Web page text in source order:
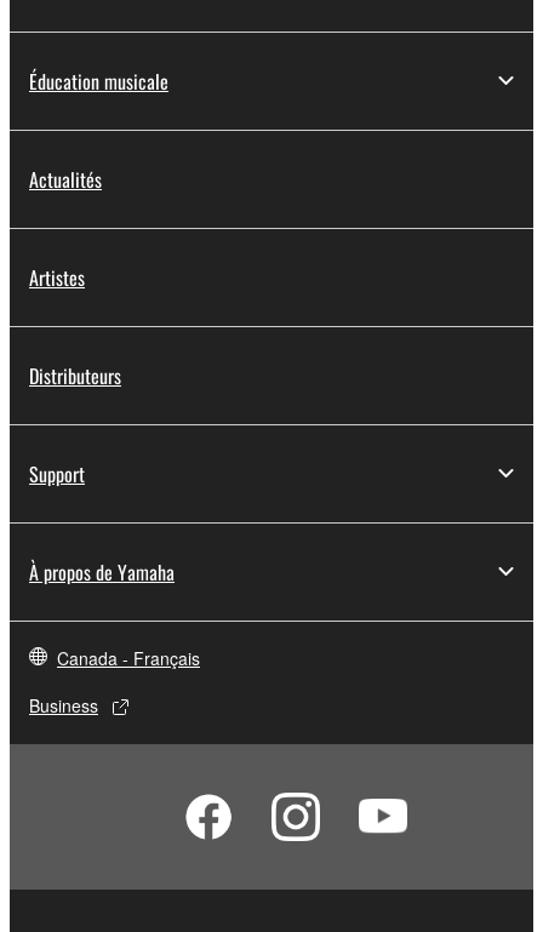
Éducation musicale
Actualités
Artistes
Distributeurs
Support
À propos de Yamaha
Canada - Français
Business